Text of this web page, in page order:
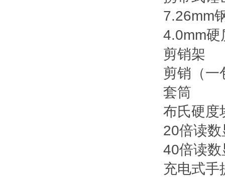
7.26mm
4.0mm硬
剪销架
剪销（一
套筒
布氏硬度
20倍读
40倍读
充电式手